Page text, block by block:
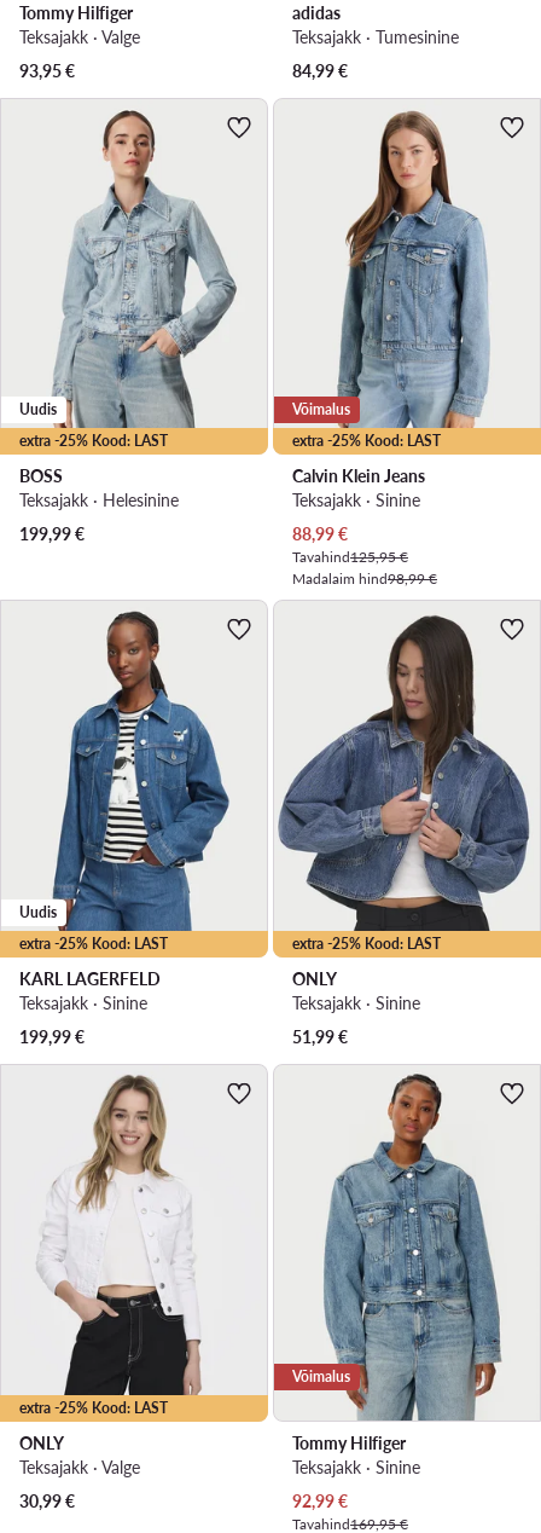
Tommy Hilfiger
Teksajakk · Valge
93,95€
adidas
Teksajakk · Tumesinine
84,99€
extra -25% Kood: LAST
Uudis
BOSS
Teksajakk · Helesinine
199,99€
extra -25% Kood: LAST
Võimalus
Calvin Klein Jeans
Teksajakk · Sinine
Praegune hind
88,99€
Tavahind125,95 €
Madalaim hind98,99 €
extra -25% Kood: LAST
Uudis
KARL LAGERFELD
Teksajakk · Sinine
199,99€
extra -25% Kood: LAST
ONLY
Teksajakk · Sinine
51,99€
extra -25% Kood: LAST
ONLY
Teksajakk · Valge
30,99€
Võimalus
Tommy Hilfiger
Teksajakk · Sinine
Praegune hind
92,99€
Tavahind169,95 €